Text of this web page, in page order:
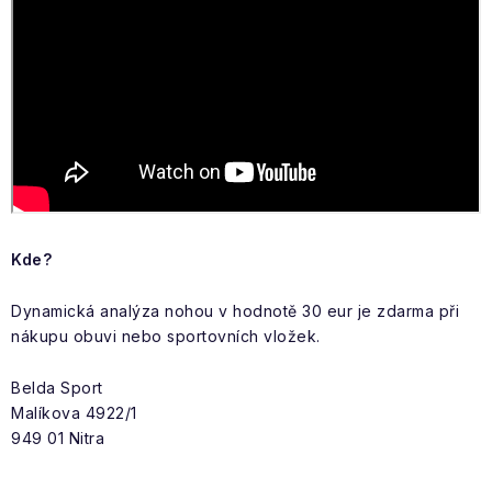
Kde?
Dynamická analýza nohou v hodnotě 30 eur je zdarma při
nákupu obuvi nebo sportovních vložek.
Belda Sport
Malíkova 4922/1
949 01 Nitra